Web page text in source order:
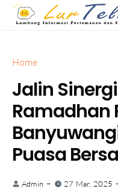
Home
Jalin
Ramadhan
Puasa
Admin 27 Mar, 2025